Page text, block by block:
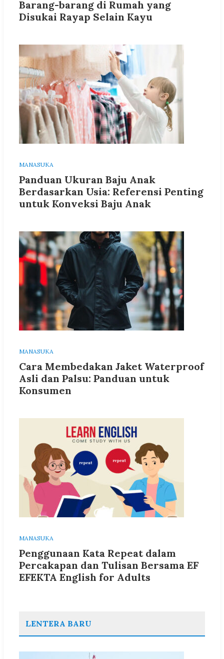
Barang-barang di Rumah yang
Disukai Rayap Selain Kayu
MANASUKA
Panduan Ukuran Baju Anak
Berdasarkan Usia: Referensi Penting
untuk Konveksi Baju Anak
MANASUKA
Cara Membedakan Jaket Waterproof
Asli dan Palsu: Panduan untuk
Konsumen
MANASUKA
Penggunaan Kata Repeat dalam
Percakapan dan Tulisan Bersama EF
EFEKTA English for Adults
LENTERA BARU